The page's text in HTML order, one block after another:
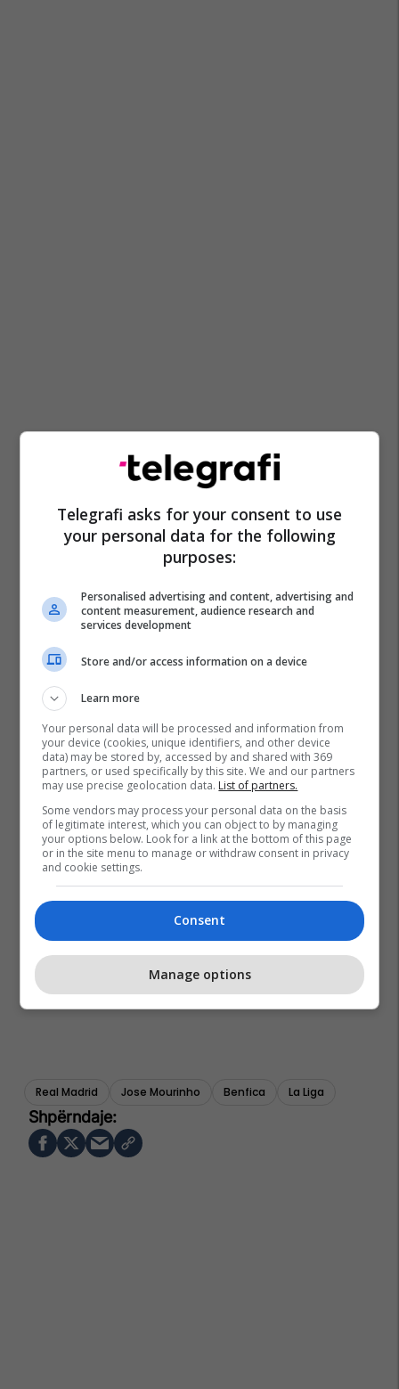
Real Madrid Jose Mourinho Benfica La Liga
Telegrafi asks for your consent to use
your personal data for the following
purposes:
Personalised advertising and content, advertising and
content measurement, audience research and
services development
Store and/or access information on a device
Learn more
Your personal data will be processed and information from
your device (cookies, unique identifiers, and other device
data) may be stored by, accessed by and shared with 369
partners, or used specifically by this site. We and our partners
may use precise geolocation data. List of partners.
Some vendors may process your personal data on the basis
of legitimate interest, which you can object to by managing
your options below. Look for a link at the bottom of this page
or in the site menu to manage or withdraw consent in privacy
and cookie settings.
Consent
Manage options